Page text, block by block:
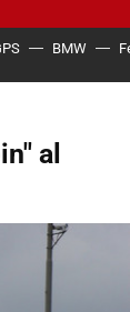
BMW
al